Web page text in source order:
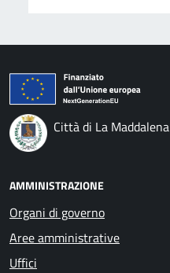
Città di La Maddalena
AMMINISTRAZIONE
Organi di governo
Aree amministrative
Uffici